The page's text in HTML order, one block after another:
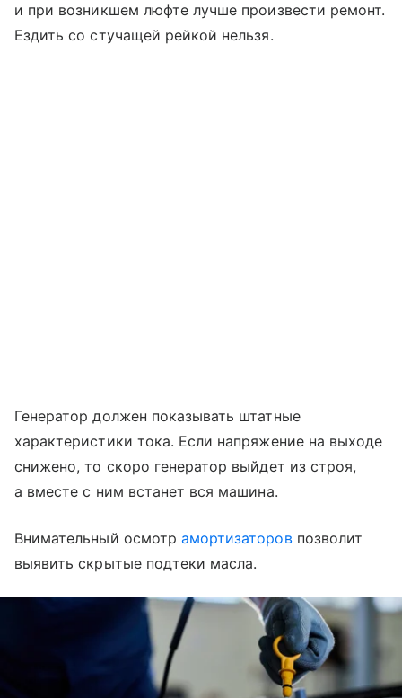
и при возникшем люфте лучше произвести ремонт.
Ездить со стучащей рейкой нельзя.
Генератор должен показывать штатные
характеристики тока. Если напряжение на выходе
снижено, то скоро генератор выйдет из строя,
а вместе с ним встанет вся машина.
Внимательный осмотр амортизаторовпозволит
выявить скрытые подтеки масла.